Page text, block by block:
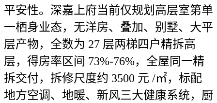
平安性。深嘉上府当前仅规划高层室第单
一栖身业态，无洋房、叠加、别墅、大平
层产物，全数为 27 层两梯四户精拆高
层，得房率区间 73%-76%，全屋同一精
拆交付，拆修尺度约 3500 元 /㎡，标配
地方空调、地暖、新风三大健康系统，厨